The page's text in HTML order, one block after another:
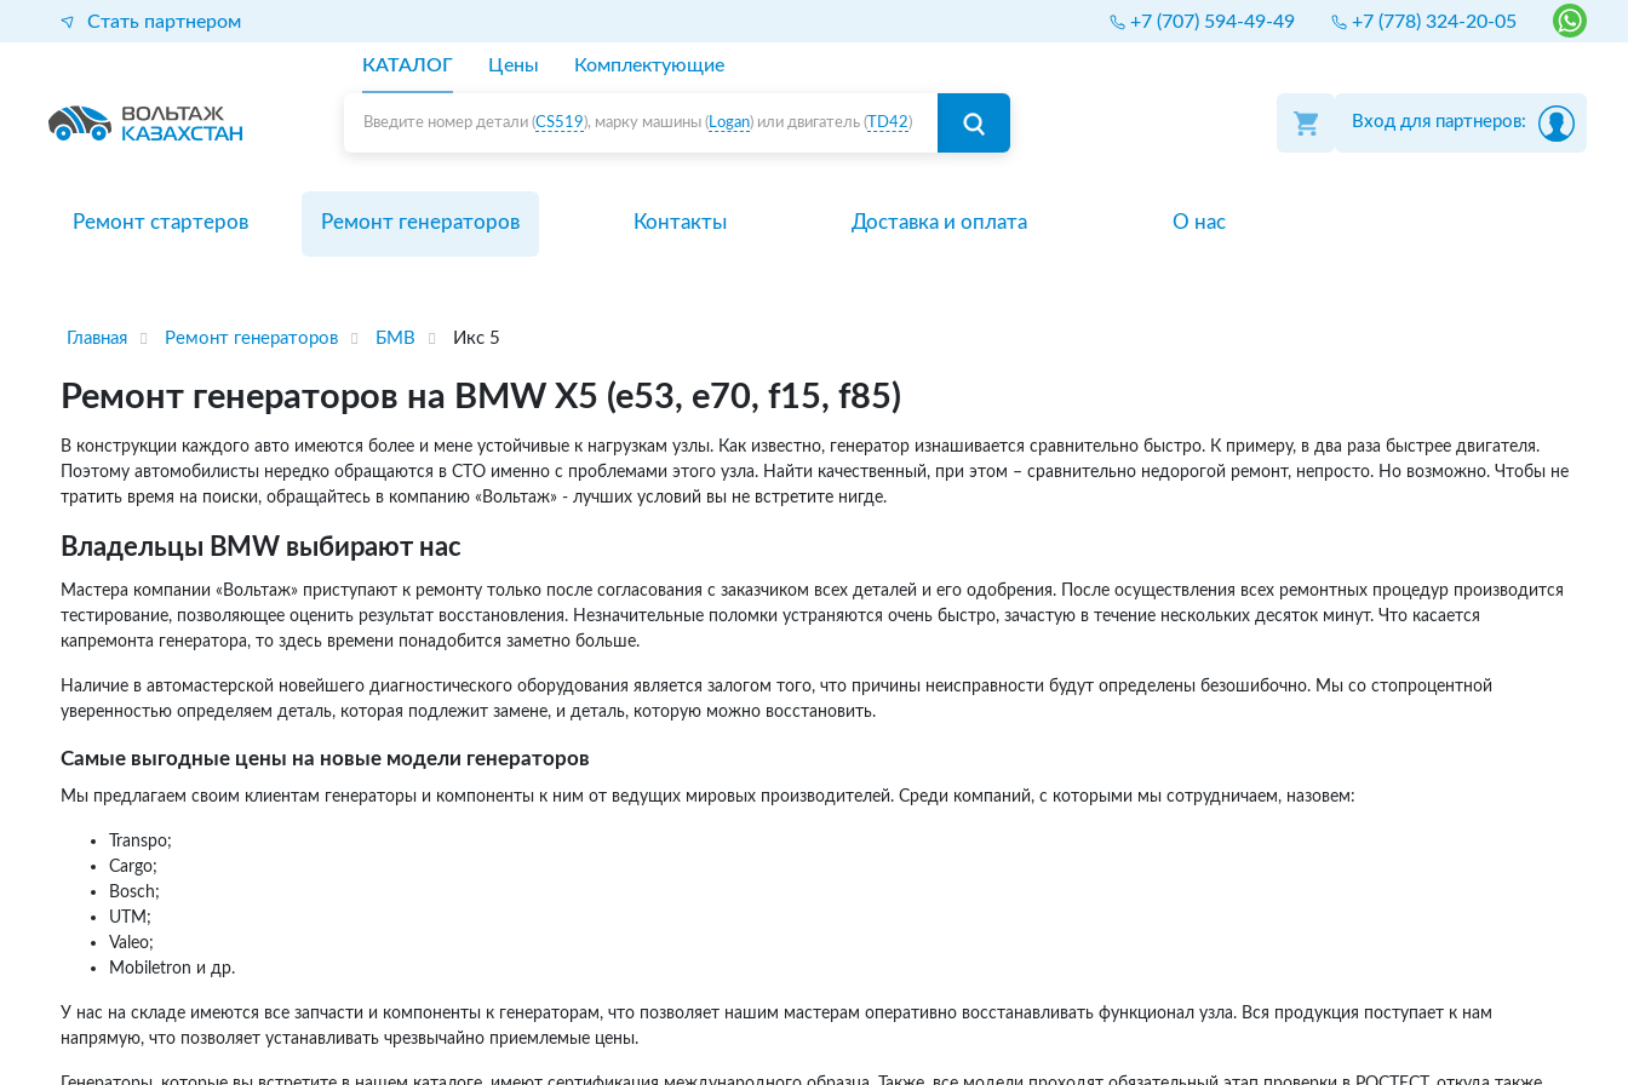
Стать партнером +7 (707) 594-49-49 +7 (778) 324-20-05
КАТАЛОГ Цены Комплектующие
Введите номер детали (CS519), марку машины (Logan) или двигатель ( TD42) Вход для партнеров:
Ремонт стартеров Ремонт генераторов Контакты Доставка и оплата О нас
Главная Ремонт генераторов БМВ Икс 5
Ремонт генераторов на BMW X5 (e53, e70, f15, f85)
В конструкции каждого авто имеются более и мене устойчивые к нагрузкам узлы. Как известно, генератор изнашивается сравнительно быстро. К примеру, в два раза быстрее двигателя.
Поэтому автомобилисты нередко обращаются в СТО именно с проблемами этого узла. Найти качественный, при этом – сравнительно недорогой ремонт, непросто. Но возможно. Чтобы не
тратить время на поиски, обращайтесь в компанию «Вольтаж» - лучших условий вы не встретите нигде.
Владельцы BMW выбирают нас
Мастера компании «Вольтаж» приступают к ремонту только после согласования с заказчиком всех деталей и его одобрения. После осуществления всех ремонтных процедур производится
тестирование, позволяющее оценить результат восстановления. Незначительные поломки устраняются очень быстро, зачастую в течение нескольких десяток минут. Что касается
капремонта генератора, то здесь времени понадобится заметно больше.
Наличие в автомастерской новейшего диагностического оборудования является залогом того, что причины неисправности будут определены безошибочно. Мы со стопроцентной
уверенностью определяем деталь, которая подлежит замене, и деталь, которую можно восстановить.
Самые выгодные цены на новые модели генераторов
Мы предлагаем своим клиентам генераторы и компоненты к ним от ведущих мировых производителей. Среди компаний, с которыми мы сотрудничаем, назовем:
Transpo;
Cargo;
Bosch;
UTM;
Valeo;
Mobiletron и др.
У нас на складе имеются все запчасти и компоненты к генераторам, что позволяет нашим мастерам оперативно восстанавливать функционал узла. Вся продукция поступает к нам
напрямую, что позволяет устанавливать чрезвычайно приемлемые цены.